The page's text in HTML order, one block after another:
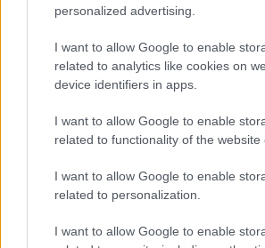
personalized advertising.
I want to allow Google to enable
related to analytics like cookies on
device identifiers in apps.
I want to allow Google to enable
related to functionality of the website
I want to allow Google to enable
related to personalization.
I want to allow Google to enable
Le previsioni meteo per il
Michelle Hunziker in Gallura,
Calangianus, dopo le
accoglienza minori chiude
Olbia, divieto di sosta contro